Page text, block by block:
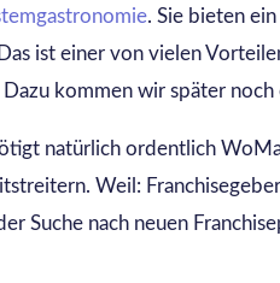
. Sie bieten
ist einer von vielen
kommen wir später
natürlich ordentlich
Weil:
Suche nach neuen